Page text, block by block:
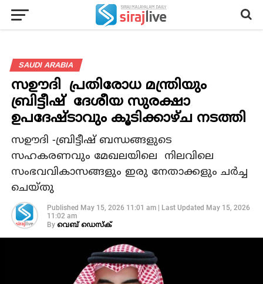
SAUDI ARABIA
സഊദി പ്രതിരോധ മന്ത്രിയും
ബ്രിട്ടീഷ് ദേശീയ സുരക്ഷാ
ഉപദേഷ്ടാവും കൂടിക്കാഴ്ച നടത്തി
സഊദി -ബ്രിട്ടീഷ് ബന്ധങ്ങളുടെ
സഹകരണവും മേഖലയിലെ നിലവിലെ
സംഭവവികാസങ്ങളും ഇരു നേതാക്കളും ചർച്ച
ചെയ്തു
Published May 15, 2026 11:01 am| Last Updated May 15, 2026
11:02 am
By വെബ് ഡെസ്‌ക്